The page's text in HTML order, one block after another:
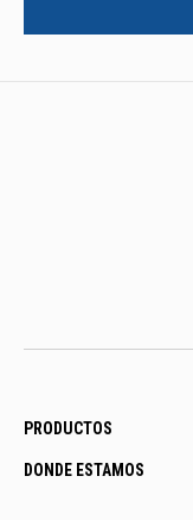
PRODUCTOS
DONDE ESTAMOS